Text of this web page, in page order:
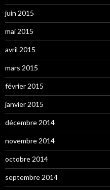
juin 2015
mai 2015
avril 2015
mars 2015
février 2015
janvier 2015
décembre 2014
novembre 2014
octobre 2014
septembre 2014